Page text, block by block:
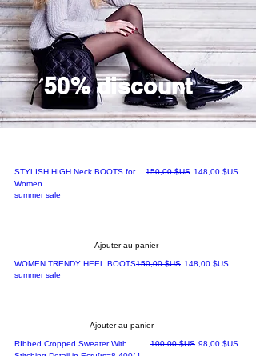
50% discount
STYLISH HIGH Neck BOOTS for
Women.
Prix original
150,00 $US Prix promotionnel
148,00 $US
summer sale
Ajouter au panier
WOMEN TRENDY HEEL BOOTSPrix original
150,00 $US Prix promotionnel
148,00 $US
summer sale
Ajouter au panier
RIbbed Cropped Sweater With
Prix original
100,00 $US Prix
98,00 $US